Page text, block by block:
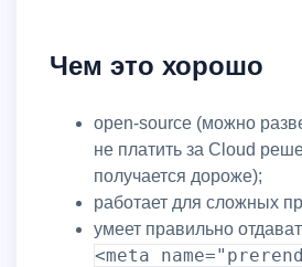
Чем это хорошо
open-source (можно
не платить за Cloud
получается дороже);
работает для сложных
умеет правильно
<meta